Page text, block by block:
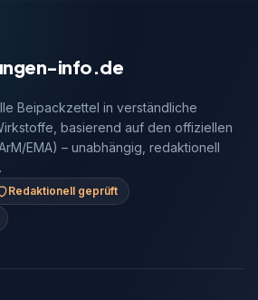
info.de
Beipackzettel in verständliche
basierend auf den offiziellen
EMA) – unabhängig, redaktionell
Redaktionell geprüft